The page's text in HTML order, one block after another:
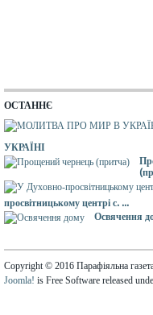
ОСТАННЄ
УКРАЇНІ
просвітницькому центрі с. ...
Освячення
Copyright © 2016 Парафіяльна
Joomla! is Free Software released